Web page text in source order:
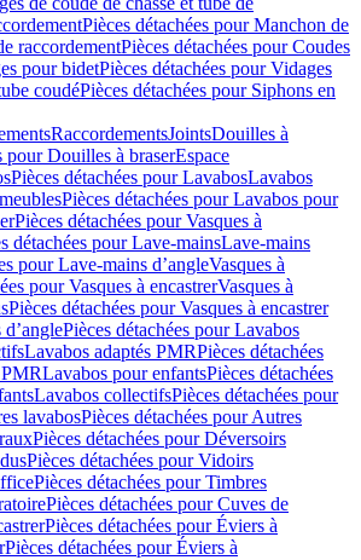
Pièces détachées pour Manchon de
raccordementPièces détachées pour Coudes
pour bidetPièces détachées pour Vidages
coudéPièces détachées pour Siphons en
RaccordementsJointsDouilles à
pour Douilles à braserEspace
Pièces détachées pour LavabosLavabos
Pièces détachées pour Lavabos pour
Pièces détachées pour Vasques à
détachées pour Lave-mainsLave-mains
pour Lave-mains d’angleVasques à
pour Vasques à encastrerVasques à
Pièces détachées pour Vasques à encastrer
Pièces détachées pour Lavabos
Lavabos adaptés PMRPièces détachées
Lavabos pour enfantsPièces détachées
Lavabos collectifsPièces détachées pour
lavabosPièces détachées pour Autres
Pièces détachées pour Déversoirs
Pièces détachées pour Vidoirs
Pièces détachées pour Timbres
Pièces détachées pour Cuves de
Pièces détachées pour Éviers à
Pièces détachées pour Éviers à